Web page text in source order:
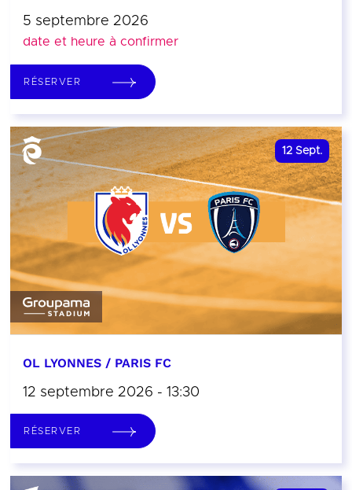
5 septembre 2026
date et heure à confirmer
RÉSERVER
12 Sept.
OL LYONNES / PARIS FC
12 septembre 2026 - 13:30
RÉSERVER